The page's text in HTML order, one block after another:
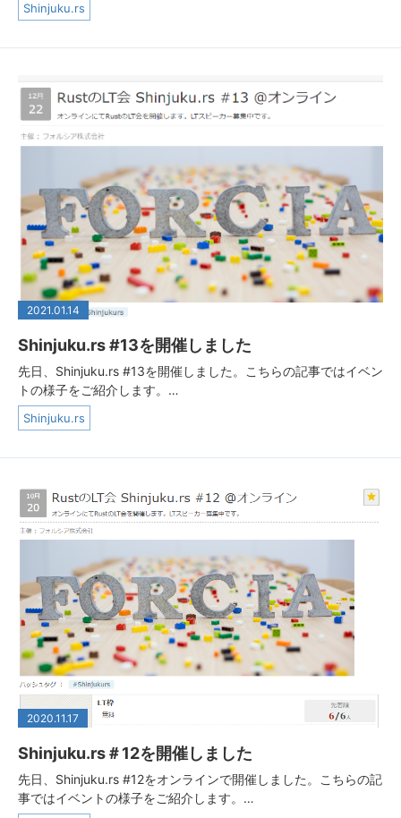
Shinjuku.rs
2021.01.14
Shinjuku.rs #13を開催しました
先日、Shinjuku.rs #13を開催しました。こちらの記事ではイベン
トの様子をご紹介します。…
Shinjuku.rs
2020.11.17
Shinjuku.rs＃12を開催しました
先日、Shinjuku.rs #12をオンラインで開催しました。こちらの記
事ではイベントの様子をご紹介します。…